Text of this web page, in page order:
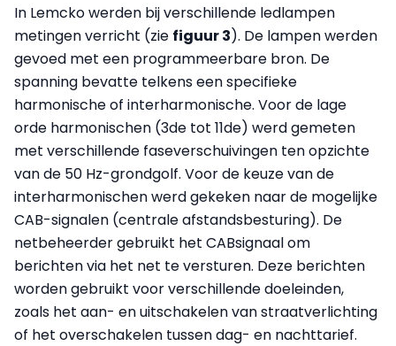
In Lemcko werden bij verschillende ledlampen
metingen verricht (zie figuur 3). De lampen werden
gevoed met een programmeerbare bron. De
spanning bevatte telkens een specifieke
harmonische of interharmonische. Voor de lage
orde harmonischen (3de tot 11de) werd gemeten
met verschillende faseverschuivingen ten opzichte
van de 50 Hz-grondgolf. Voor de keuze van de
interharmonischen werd gekeken naar de mogelijke
CAB-signalen (centrale afstandsbesturing). De
netbeheerder gebruikt het CABsignaal om
berichten via het net te versturen. Deze berichten
worden gebruikt voor verschillende doeleinden,
zoals het aan- en uitschakelen van straatverlichting
of het overschakelen tussen dag- en nachttarief.